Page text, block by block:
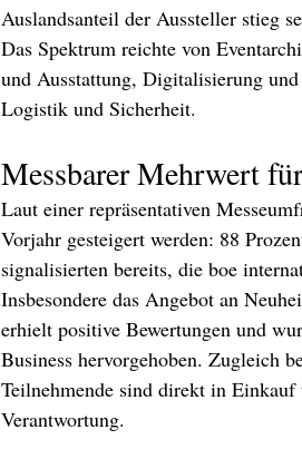
Auslandsanteil der Aussteller stieg
Das Spektrum reichte von
und Ausstattung, Digitalisierung
Logistik und Sicherheit.
Messbarer Mehrwert
Laut einer repräsentativen
Vorjahr gesteigert werden: 88
signalisierten bereits, die boe
Insbesondere das Angebot an
erhielt positive Bewertungen und
Business hervorgehoben. Zugleich
Teilnehmende sind direkt in
Verantwortung.